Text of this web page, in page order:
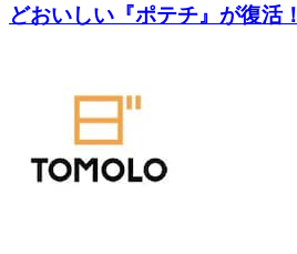
どおいしい『ポテチ』が復活！